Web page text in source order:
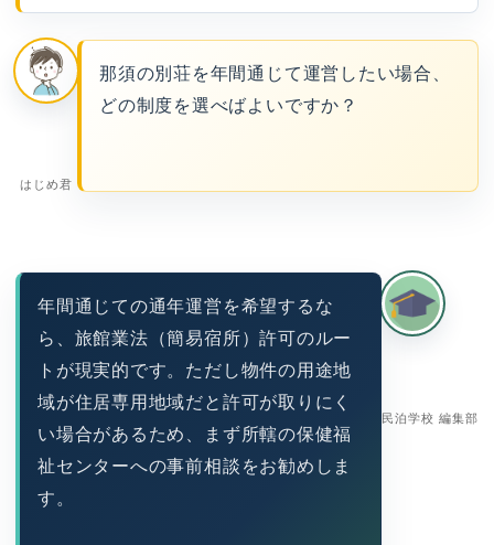
はじめ君
那須の別荘を年間通じて運営したい場合、
どの制度を選べばよいですか？
民泊学校 編集部
年間通じての通年運営を希望するな
ら、旅館業法（簡易宿所）許可のルー
トが現実的です。ただし物件の用途地
域が住居専用地域だと許可が取りにく
い場合があるため、まず所轄の保健福
祉センターへの事前相談をお勧めしま
す。